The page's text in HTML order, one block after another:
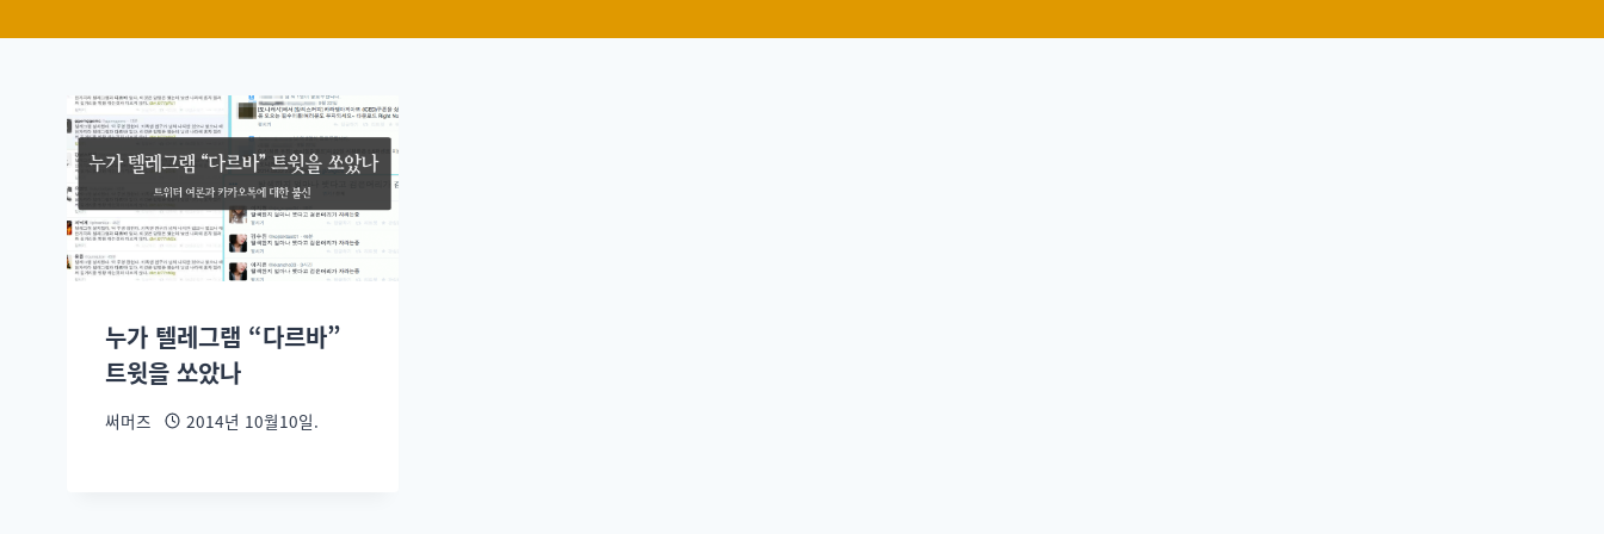
누가 텔레그램 “다르바”
트윗을 쏘았나
써머즈 2014년 10월10일.